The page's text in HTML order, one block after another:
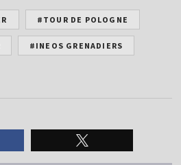
#TOUR DE POLOGNE
#INEOS GRENADIERS